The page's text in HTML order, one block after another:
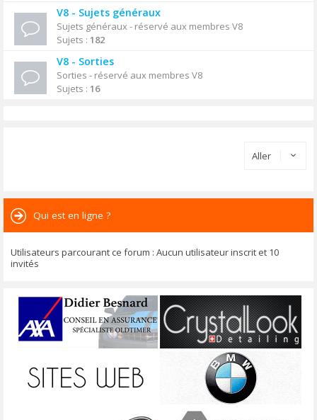
V8 - Sujets généraux
Sujets généraux - réservé aux membres V8
Sujets : 182
V8 - Sorties
Sorties - réservé aux membres V8
Sujets : 16
Aller
Qui est en ligne ?
Utilisateurs parcourant ce forum : Aucun utilisateur inscrit et 10
invités